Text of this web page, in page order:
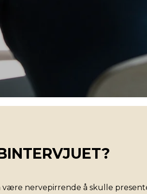
nervepirrende å skulle